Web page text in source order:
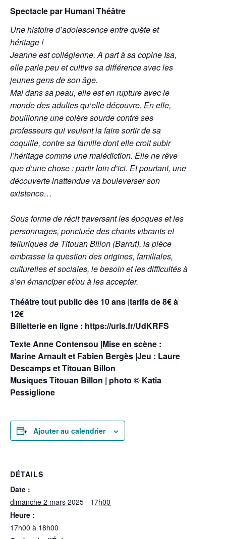
Spectacle par Humani Théâtre
Une histoire d’adolescence entre quête et
héritage !
Jeanne est collégienne. A part à sa copine Isa,
elle parle peu et cultive sa différence avec les
jeunes gens de son âge.
Mal dans sa peau, elle est en rupture avec le
monde des adultes qu’elle découvre. En elle,
bouillonne une colère sourde contre ses
professeurs qui veulent la faire sortir de sa
coquille, contre sa famille dont elle croit subir
l’héritage comme une malédiction. Elle ne rêve
que d’une chose : partir loin d’ici. Et pourtant, une
découverte inattendue va bouleverser son
existence…
Sous forme de récit traversant les époques et les
personnages, ponctuée des chants vibrants et
telluriques de Titouan Billon (Barrut), la pièce
embrasse la question des origines, familiales,
culturelles et sociales, le besoin et les difficultés à
s’en émanciper et/ou à les accepter.
Théâtre tout public dès 10 ans |tarifs de 8€ à
12€
Billetterie en ligne : https://urls.fr/UdKRFS
Texte Anne Contensou |Mise en scène :
Marine Arnault et Fabien Bergès |Jeu : Laure
Descamps et Titouan Billon
Musiques Titouan Billon | photo © Katia
Pessiglione
Ajouter au calendrier
DÉTAILS
Date :
dimanche 2 mars 2025 - 17h00
Heure :
17h00 à 18h00